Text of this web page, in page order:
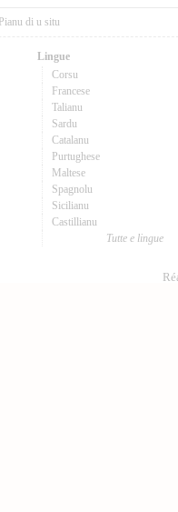
Pianu di u situ
Lingue
Corsu
Francese
Talianu
Sardu
Catalanu
Purtughese
Maltese
Spagnolu
Sicilianu
Castillianu
Tutte e lingue